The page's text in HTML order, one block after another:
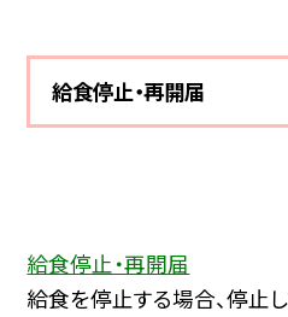
給食停止・再開届
給食停止・再開届
給食を停止する場合、停止